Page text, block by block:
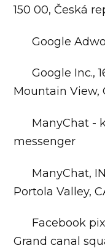
150 00, Česká
Google
Google Inc.,
Mountain View,
ManyChat -
messenger
ManyChat,
Portola Valley,
Facebook
Grand canal